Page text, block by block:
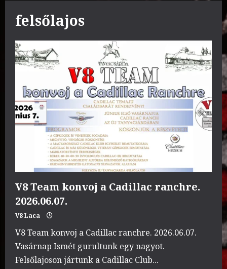
felsőlajos
V8 Team konvoj a Cadillac ranchre.
2026.06.07.
V8 Laca
V8 Team konvoj a Cadillac ranchre. 2026.06.07.
Vasárnap Ismét gurultunk egy nagyot.
Felsőlajoson jártunk a Cadillac Club...